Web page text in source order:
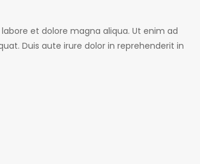
et dolore magna aliqua. Ut enim ad
Duis aute irure dolor in reprehenderit in